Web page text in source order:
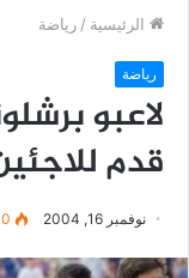
الرئيسية / رياضة
رياضة
لاعبو
قدم
نوفمبر 16, 2004